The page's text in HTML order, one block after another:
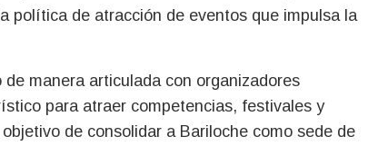
política de atracción de eventos que impulsa la
manera articulada con organizadores
para atraer competencias, festivales y
de consolidar a Bariloche como sede de